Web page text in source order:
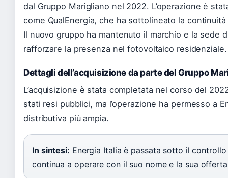
dal Gruppo Marigliano nel 2022. L’operazione è
come QualEnergia, che ha sottolineato la continuità
Il nuovo gruppo ha mantenuto il marchio e la sede
rafforzare la presenza nel fotovoltaico residenziale.
Dettagli dell’acquisizione da parte del Gruppo
L’acquisizione è stata completata nel corso del
stati resi pubblici, ma l’operazione ha permesso a
distributiva più ampia.
In sintesi: Energia Italia è passata sotto il
continua a operare con il suo nome e la sua